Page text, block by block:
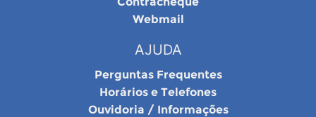
Webmail
AJUDA
Perguntas Frequentes
Horários e Telefones
Ouvidoria / Informações